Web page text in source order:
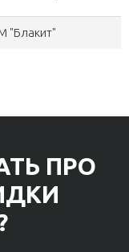
"Блакит"
ПРО